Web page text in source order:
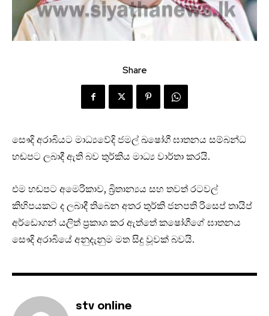
Share
සෞදි අරාබියට මාධ්‍යවේදි ජමල් ඛෂෝගී ඝාතනය සම්බන්ධ
හඬපට ලබාදී ඇති බව තුර්කිය මාධ්‍ය වාර්තා කරයි.
එම හඬපට අමෙරිකාව, බ්‍රිතාන්‍යය සහ තවත් රටවල්
කිහිපයකට ද ලබාදී තිබෙන අතර තුර්කි ජනපති රිසෙප් තායිප්
අර්ඩොගන් යලිත් ප්‍රකාශ කර ඇත්තේ කෂෝගීගේ ඝාතනය
සෞදි අරාබියේ අනුදැනුම මත සිදු වූවක් බවයි.
stv online